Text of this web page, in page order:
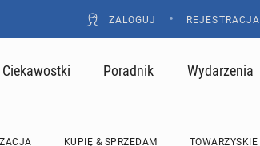
ZALOGUJ • REJESTRACJA
Ciekawostki Poradnik Wydarzenia
KUPIĘ & SPRZEDAM TOWARZYSKIE